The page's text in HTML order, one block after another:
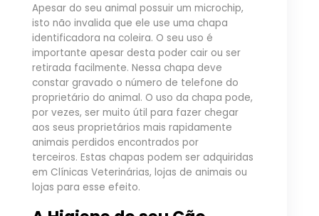
Apesar do seu animal possuir um microchip,
isto não invalida que ele use uma chapa
identificadora na coleira. O seu uso é
importante apesar desta poder cair ou ser
retirada facilmente. Nessa chapa deve
constar gravado o número de telefone do
proprietário do animal. O uso da chapa pode,
por vezes, ser muito útil para fazer chegar
aos seus proprietários mais rapidamente
animais perdidos encontrados por
terceiros. Estas chapas podem ser adquiridas
em Clínicas Veterinárias, lojas de animais ou
lojas para esse efeito.